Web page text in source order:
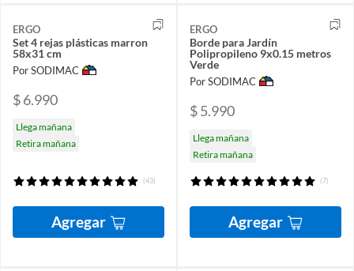
ERGO
Set 4 rejas plásticas marron
58x31 cm
Por SODIMAC
$ 6.990
Llega mañana
Retira mañana
(43)
Agregar
ERGO
Borde para Jardín
Polipropileno 9x0.15 metros
Verde
Por SODIMAC
$ 5.990
Llega mañana
Retira mañana
(7)
Agregar